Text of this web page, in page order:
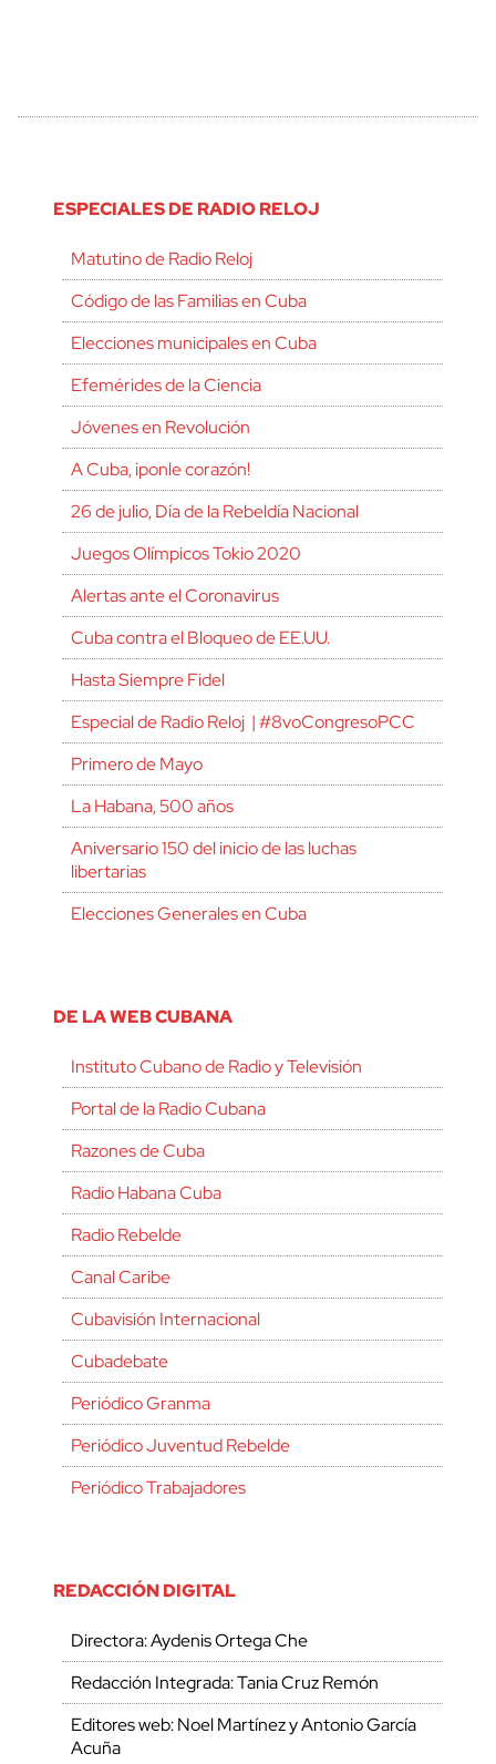
ESPECIALES DE RADIO RELOJ
Matutino de Radio Reloj
Código de las Familias en Cuba
Elecciones municipales en Cuba
Efemérides de la Ciencia
Jóvenes en Revolución
A Cuba, ¡ponle corazón!
26 de julio, Día de la Rebeldía Nacional
Juegos Olímpicos Tokio 2020
Alertas ante el Coronavirus
Cuba contra el Bloqueo de EE.UU.
Hasta Siempre Fidel
Especial de Radio Reloj | #8voCongresoPCC
Primero de Mayo
La Habana, 500 años
Aniversario 150 del inicio de las luchas
libertarias
Elecciones Generales en Cuba
DE LA WEB CUBANA
Instituto Cubano de Radio y Televisión
Portal de la Radio Cubana
Razones de Cuba
Radio Habana Cuba
Radio Rebelde
Canal Caribe
Cubavisión Internacional
Cubadebate
Periódico Granma
Periódico Juventud Rebelde
Periódico Trabajadores
REDACCIÓN DIGITAL
Directora: Aydenis Ortega Che
Redacción Integrada: Tania Cruz Remón
Editores web: Noel Martínez y Antonio García
Acuña